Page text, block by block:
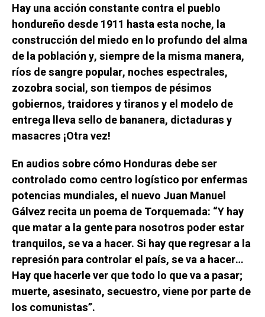
Hay una acción constante contra el pueblo
hondureño desde 1911 hasta esta noche, la
construcción del miedo en lo profundo del alma
de la población y, siempre de la misma manera,
ríos de sangre popular, noches espectrales,
zozobra social, son tiempos de pésimos
gobiernos, traidores y tiranos y el modelo de
entrega lleva sello de bananera, dictaduras y
masacres ¡Otra vez!
En audios sobre cómo Honduras debe ser
controlado como centro logístico por enfermas
potencias mundiales, el nuevo Juan Manuel
Gálvez recita un poema de Torquemada: “Y hay
que matar a la gente para nosotros poder estar
tranquilos, se va a hacer. Si hay que regresar a la
represión para controlar el país, se va a hacer…
Hay que hacerle ver que todo lo que va a pasar;
muerte, asesinato, secuestro, viene por parte de
los comunistas”.